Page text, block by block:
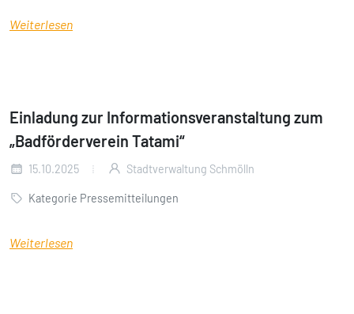
Weiterlesen
Einladung zur Informationsveranstaltung zum
„Badförderverein Tatami“
15.10.2025 Stadtverwaltung Schmölln
Kategorie Pressemitteilungen
Weiterlesen